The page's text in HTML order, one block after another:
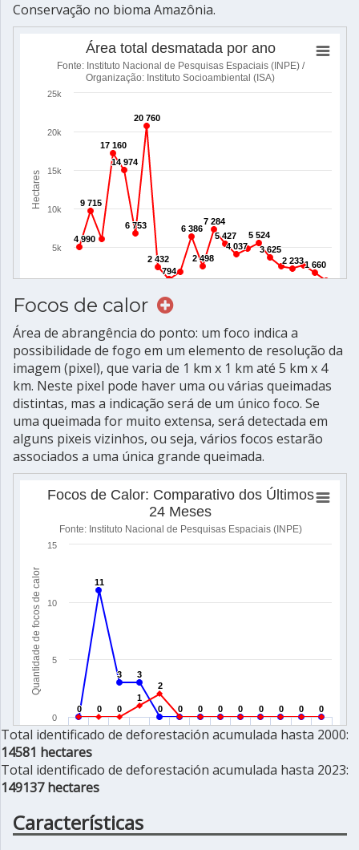
Conservação no bioma Amazônia.
Focos de calor
Área de abrangência do ponto: um foco indica a
possibilidade de fogo em um elemento de resolução da
imagem (pixel), que varia de 1 km x 1 km até 5 km x 4
km. Neste pixel pode haver uma ou várias queimadas
distintas, mas a indicação será de um único foco. Se
uma queimada for muito extensa, será detectada em
alguns pixeis vizinhos, ou seja, vários focos estarão
associados a uma única grande queimada.
Total identificado de deforestación acumulada hasta 2000:
14581 hectares
Total identificado de deforestación acumulada hasta 2023:
149137 hectares
Características